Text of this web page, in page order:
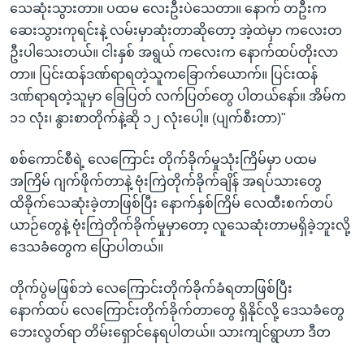
သေဆုံးသွားတာ။ ပထမ လေးဦးပဲသေတာ။ နောက် တဦးက
ဆေးသွားကုရင်းနဲ့ လမ်းမှာဆုံးတာဆိုတော့ အဲ့ထဲမှာ ကလေးတ
ဦးပါသေးတယ်။ ငါးနှစ် အရွယ် ကလေးက နောက်ထပ်တိုးလာ
တာ။ ပြင်းထန်ဒဏ်ရာရတဲ့သူကခြောက်ယောက်။ ပြင်းထန်
ဒဏ်ရာရတဲ့သူမှာ ခြေပြတ် လက်ပြတ်တွေ ပါတယ်နော်။ အိမ်က
၁၁ လုံး၊ နွားစာတိုက်နဲ့ဆို ၁၂ လုံးပေါ့။ (ပျက်စီးတာ)"
စစ်ကောင်စီရဲ့ လေကြောင်း တိုက်ခိုက်မှုသုံးကြိမ်မှာ ပထမ
အကြိမ် ဂျက်ဖိုက်တာနဲ့ ဗုံးကြဲတိုက်ခိုက်ချိန် အရပ်သားတွေ
ထိခိုက်သေဆုံးခဲ့တာဖြစ်ပြီး နောက်နှစ်ကြိမ် လေထီးစက်တပ်
ယာဉ်တွေနဲ့ ဗုံးကြဲတိုက်ခိုက်မှုမှာတော့ လူသေဆုံးတာမရှိခဲ့ဘူးလို့
ဒေသခံတွေက ပြောပါတယ်။
တိုက်ပွဲမဖြစ်ဘဲ လေကြောင်းတိုက်ခိုက်ခံရတာဖြစ်ပြီး
နောက်ထပ် လေကြောင်းတိုက်ခိုက်တာတွေ ရှိနိုင်လို့ ဒေသခံတွေ
ဘေးလွတ်ရာ တိမ်းရှောင်နေရပါတယ်။ သားကျင်ရွာဟာ ဒီတ